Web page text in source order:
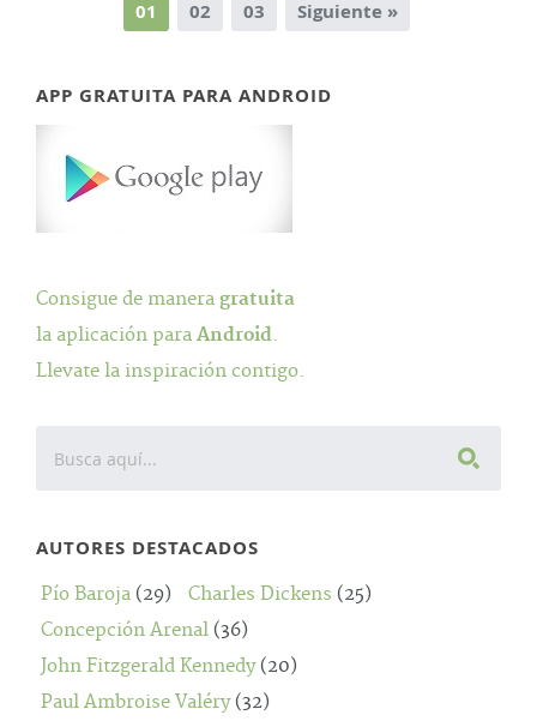
01 02 03 Siguiente »
APP GRATUITA PARA ANDROID
Consigue de manera gratuita
la aplicación para Android.
Llevate la inspiración contigo.
AUTORES DESTACADOS
Pío Baroja (29) Charles Dickens (25)
Concepción Arenal (36)
John Fitzgerald Kennedy(20)
Paul Ambroise Valéry(32)